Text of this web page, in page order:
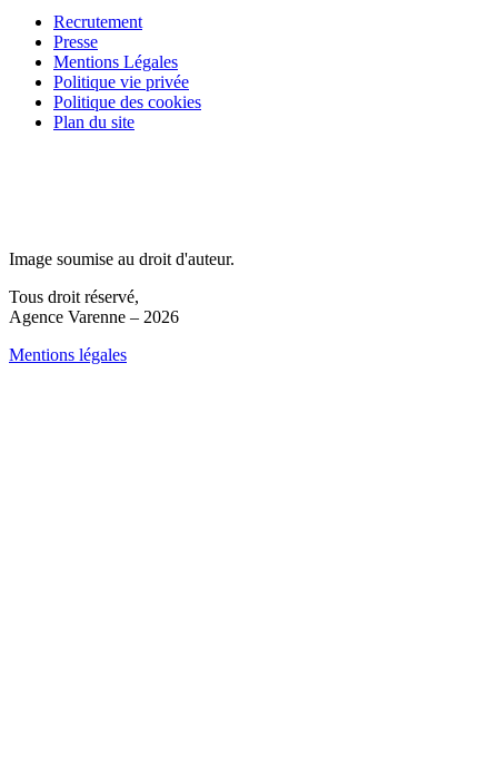
Recrutement
Presse
Mentions Légales
Politique vie privée
Politique des cookies
Plan du site
Image soumise au droit d'auteur.
Tous droit réservé,
Agence Varenne – 2026
Mentions légales